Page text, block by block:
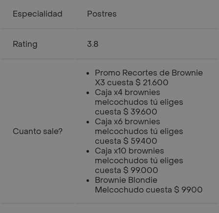
Especialidad Postres
Rating 3.8
Cuanto sale?
Promo Recortes de Brownie
X3 cuesta $ 21.600
Caja x4 brownies
melcochudos tú eliges
cuesta $ 39.600
Caja x6 brownies
melcochudos tú eliges
cuesta $ 59.400
Caja x10 brownies
melcochudos tú eliges
cuesta $ 99.000
Brownie Blondie
Melcochudo cuesta $ 9900